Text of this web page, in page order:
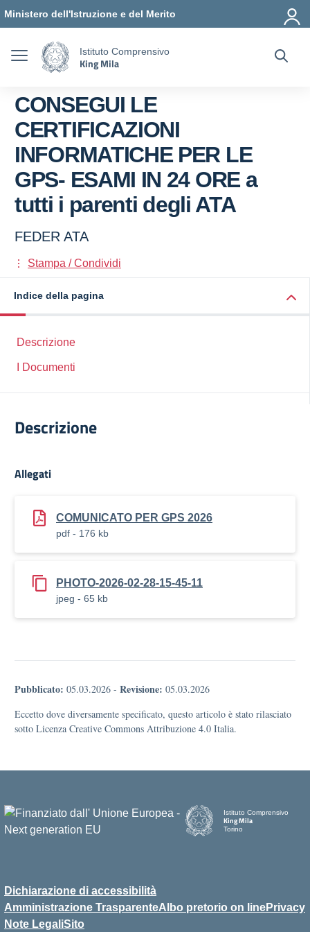
Ministero dell'Istruzione e del Merito
Istituto Comprensivo
King Mila
CONSEGUI LE
CERTIFICAZIONI
INFORMATICHE PER LE
GPS- ESAMI IN 24 ORE a
tutti i parenti degli ATA
FEDER ATA
Stampa / Condividi
Indice della pagina
Descrizione
I Documenti
Descrizione
Allegati
COMUNICATO PER GPS 2026
pdf - 176 kb
PHOTO-2026-02-28-15-45-11
jpeg - 65 kb
Pubblicato: 05.03.2026 - Revisione: 05.03.2026
Eccetto dove diversamente specificato, questo articolo è stato rilasciato
sotto Licenza Creative Commons Attribuzione 4.0 Italia.
Istituto Comprensivo
King Mila
Torino
Dichiarazione di accessibilità
Amministrazione TrasparenteAlbo pretorio on linePrivacy
Note LegaliSito